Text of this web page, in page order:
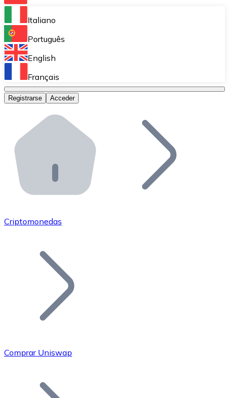
Bitnovo Ramp
Integra nuestra solución en tu plataforma.
Bitnovo Giftcards
Bitnovo OTC
Bitnovo ATM
Integra un ATM Bitnovo en tu negocio y permite que
Bitnovo API
Integra nuestra API en tu ecosistema.
Únete a nuestra red de distribuidores.
Añade tu proyecto a nuestro ecosistema.
Bitcoin
Italiano
Português
English
Français
Registrarse Acceder
Criptomonedas
Comprar Uniswap